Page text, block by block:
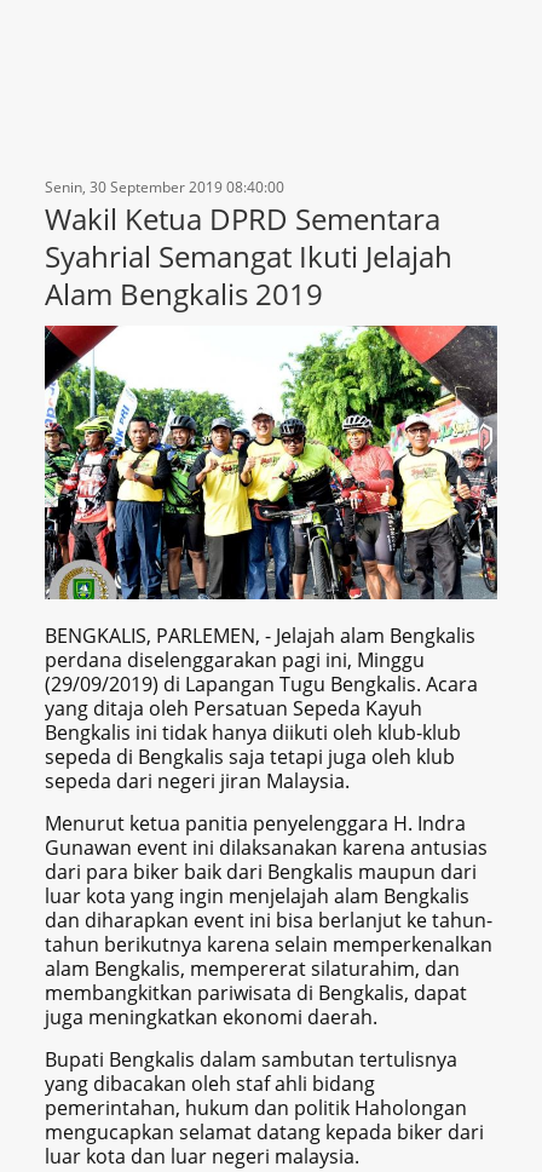
Senin, 30 September 2019 08:40:00
Wakil Ketua DPRD Sementara
Syahrial Semangat Ikuti Jelajah
Alam Bengkalis 2019
BENGKALIS, PARLEMEN, - Jelajah alam Bengkalis
perdana diselenggarakan pagi ini, Minggu
(29/09/2019) di Lapangan Tugu Bengkalis. Acara
yang ditaja oleh Persatuan Sepeda Kayuh
Bengkalis ini tidak hanya diikuti oleh klub-klub
sepeda di Bengkalis saja tetapi juga oleh klub
sepeda dari negeri jiran Malaysia.
Menurut ketua panitia penyelenggara H. Indra
Gunawan event ini dilaksanakan karena antusias
dari para biker baik dari Bengkalis maupun dari
luar kota yang ingin menjelajah alam Bengkalis
dan diharapkan event ini bisa berlanjut ke tahun-
tahun berikutnya karena selain memperkenalkan
alam Bengkalis, mempererat silaturahim, dan
membangkitkan pariwisata di Bengkalis, dapat
juga meningkatkan ekonomi daerah.
Bupati Bengkalis dalam sambutan tertulisnya
yang dibacakan oleh staf ahli bidang
pemerintahan, hukum dan politik Haholongan
mengucapkan selamat datang kepada biker dari
luar kota dan luar negeri malaysia.